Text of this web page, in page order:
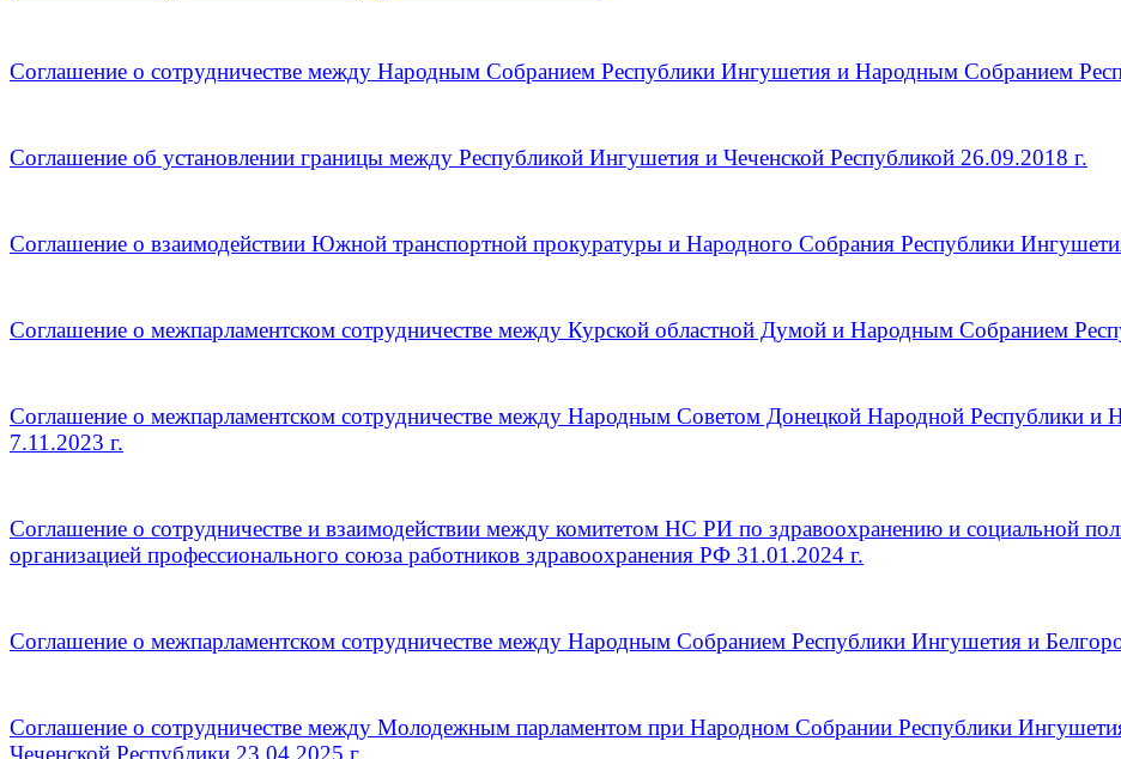
Соглашение о сотрудничестве между Народным Собранием Республики Ингушетия и Народным Собранием
Соглашение об установлении границы между Республикой Ингушетия и Чеченской Республикой 26.09.2018 г.
Соглашение о взаимодействии Южной транспортной прокуратуры и Народного Собрания Республики
Соглашение о межпарламентском сотрудничестве между Курской областной Думой и Народным Собранием
Соглашение о межпарламентском сотрудничестве между Народным Советом Донецкой Народной Республики
7.11.2023 г.
Соглашение о сотрудничестве и взаимодействии между комитетом НС РИ по здравоохранению и социальной
организацией профессионального союза работников здравоохранения РФ 31.01.2024 г.
Соглашение о межпарламентском сотрудничестве между Народным Собранием Республики Ингушетия и
Соглашение о сотрудничестве между Молодежным парламентом при Народном Собрании Республики
Чеченской Республики 23.04.2025 г.